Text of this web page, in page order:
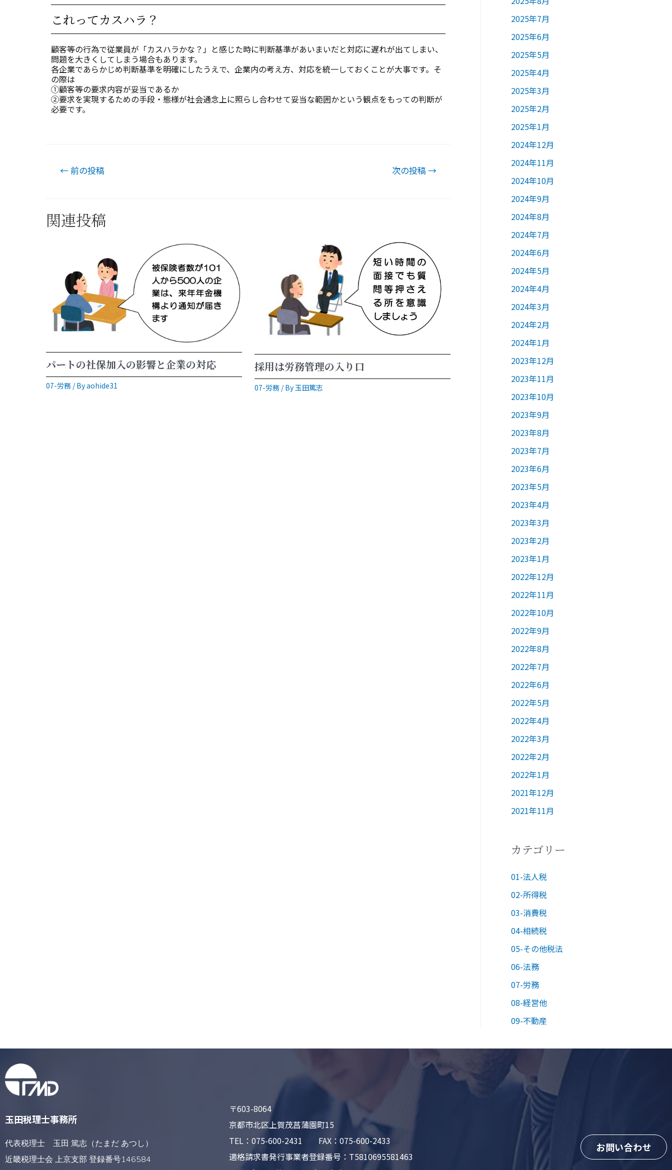
これってカスハラ？
顧客等の行為で従業員が「カスハラかな？」と感じた時に判断基準があいまいだと対応に遅れが出てしまい、
問題を大きくしてしまう場合もあります。
各企業であらかじめ判断基準を明確にしたうえで、企業内の考え方、対応を統一しておくことが大事です。そ
の際は
①顧客等の要求内容が妥当であるか
②要求を実現するための手段・態様が社会通念上に照らし合わせて妥当な範囲かという観点をもっての判断が
必要です。
←前の投稿 次の投稿→
関連投稿
パートの社保加入の影響と企業の対応
07-労務 / Byaohide31
採用は労務管理の入り口
07-労務 / By 玉田篤志
2025年7月
2025年6月
2025年5月
2025年4月
2025年3月
2025年2月
2025年1月
2024年12月
2024年11月
2024年10月
2024年9月
2024年8月
2024年7月
2024年6月
2024年5月
2024年4月
2024年3月
2024年2月
2024年1月
2023年12月
2023年11月
2023年10月
2023年9月
2023年8月
2023年7月
2023年6月
2023年5月
2023年4月
2023年3月
2023年2月
2023年1月
2022年12月
2022年11月
2022年10月
2022年9月
2022年8月
2022年7月
2022年6月
2022年5月
2022年4月
2022年3月
2022年2月
2022年1月
2021年12月
2021年11月
カテゴリー
01-法人税
02-所得税
03-消費税
04-相続税
05-その他税法
06-法務
07-労務
08-経営他
09-不動産
玉田税理士事務所
代表税理士 玉田 篤志（たまだ あつし）
近畿税理士会 上京支部 登録番号146584
〒603-8064
京都市北区上賀茂菖蒲園町15
TEL：075-600-2431 FAX：075-600-2433
適格請求書発行事業者登録番号：T5810695581463
お問い合わせ